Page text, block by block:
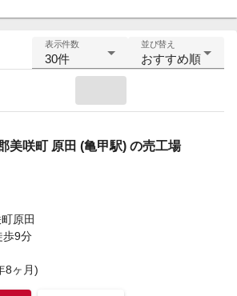
表示件数
30件
並び替え
おすすめ順
美咲町 原田 (亀甲駅) の売工場
原田
歩9分
8ヶ月)